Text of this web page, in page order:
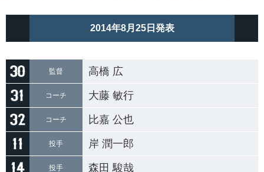
2014年8月25日発表
監督 高橋 広
コーチ 大藤 敏行
コーチ 比嘉 公也
投手 岸 潤一郎
投手 森田 駿哉